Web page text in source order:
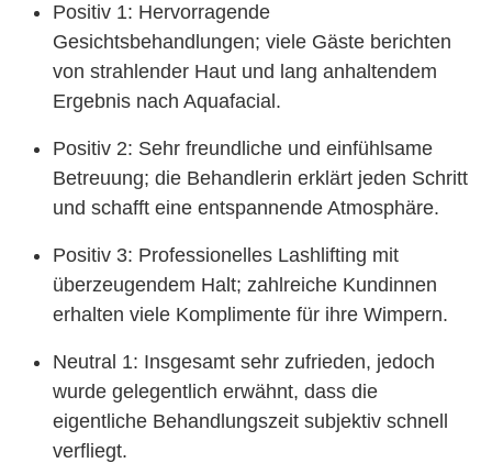
Positiv 1: Hervorragende
Gesichtsbehandlungen; viele Gäste berichten
von strahlender Haut und lang anhaltendem
Ergebnis nach Aquafacial.
Positiv 2: Sehr freundliche und einfühlsame
Betreuung; die Behandlerin erklärt jeden Schritt
und schafft eine entspannende Atmosphäre.
Positiv 3: Professionelles Lashlifting mit
überzeugendem Halt; zahlreiche Kundinnen
erhalten viele Komplimente für ihre Wimpern.
Neutral 1: Insgesamt sehr zufrieden, jedoch
wurde gelegentlich erwähnt, dass die
eigentliche Behandlungszeit subjektiv schnell
verfliegt.